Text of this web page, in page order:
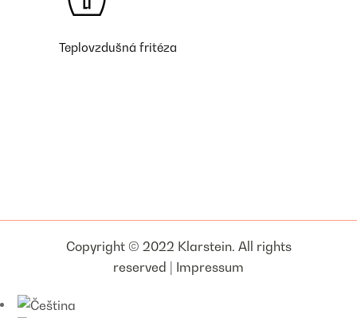
Teplovzdušná fritéza
Copyright © 2022 Klarstein. All rights
reserved | Impressum